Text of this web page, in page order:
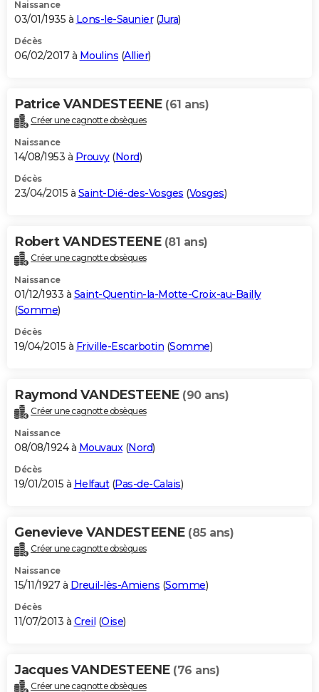
Naissance
03/01/1935 à Lons-le-Saunier(Jura)
Décès
06/02/2017 à Moulins (Allier)
Patrice VANDESTEENE (61 ans)
Créer une cagnotte obsèques
Naissance
14/08/1953 à Prouvy(Nord)
Décès
23/04/2015 à Saint-Dié-des-Vosges (Vosges)
Robert VANDESTEENE (81 ans)
Créer une cagnotte obsèques
Naissance
01/12/1933 à Saint-Quentin-la-Motte-Croix-au-Bailly
(Somme)
Décès
19/04/2015 à Friville-Escarbotin (Somme)
Raymond VANDESTEENE (90 ans)
Créer une cagnotte obsèques
Naissance
08/08/1924 à Mouvaux(Nord)
Décès
19/01/2015 à Helfaut(Pas-de-Calais)
Genevieve VANDESTEENE (85 ans)
Créer une cagnotte obsèques
Naissance
15/11/1927 à Dreuil-lès-Amiens (Somme)
Décès
11/07/2013 à Creil (Oise)
Jacques VANDESTEENE (76 ans)
Créer une cagnotte obsèques